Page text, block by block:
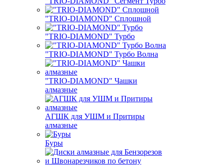
"TRIO-DIAMOND" Сплошной
"TRIO-DIAMOND" Турбо
"TRIO-DIAMOND" Турбо Волна
"TRIO-DIAMOND" Чашки
алмазные
АГШК для УШМ и Притиры
алмазные
Буры